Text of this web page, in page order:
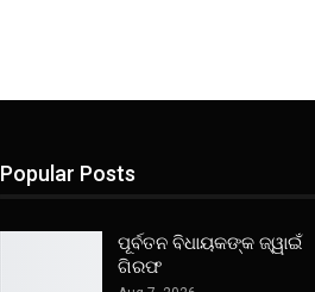
Popular Posts
ପୂର୍ବତନ ବିଧାୟକଙ୍କ ଜ୍ୱାଇଁ
ଗିରଫ